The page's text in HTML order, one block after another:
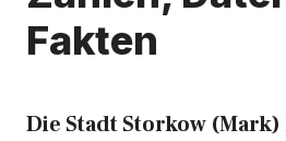
Fakten
Die Stadt Storkow